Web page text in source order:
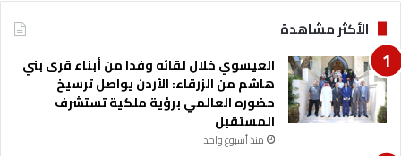
و
ر
ي
ا
ل
س
ل
الأكثر مشاهدة
العيسوي خلال لقائه وفدا من أبناء قرى بني
هاشم من الزرقاء: الأردن يواصل ترسيخ
حضوره العالمي برؤية ملكية تستشرف
المستقبل
منذ أسبوع واحد